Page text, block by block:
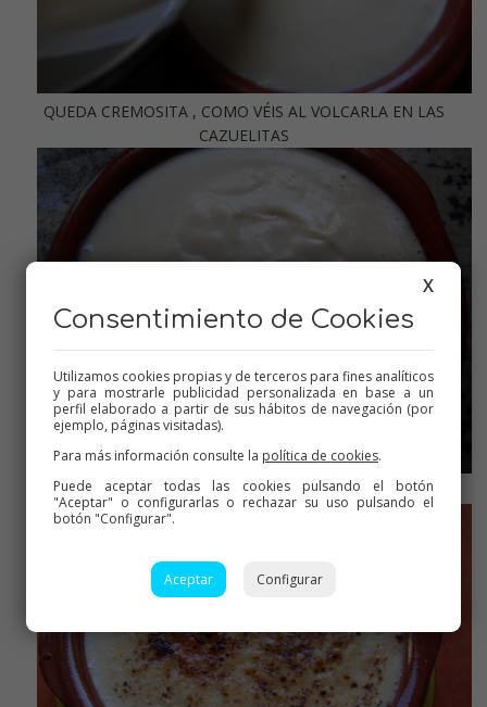
QUEDA CREMOSITA , COMO VÉIS AL VOLCARLA EN LAS
CAZUELITAS
ENFRIANDO SIN EL AZÚCAR
X
Consentimiento de Cookies
Utilizamos cookies propias y de terceros para fines analíticos
y para mostrarle publicidad personalizada en base a un
perfil elaborado a partir de sus hábitos de navegación (por
ejemplo, páginas visitadas).
Para más información consulte la política de cookies.
Puede aceptar todas las cookies pulsando el botón
"Aceptar" o configurarlas o rechazar su uso pulsando el
botón "Configurar".
Aceptar Configurar